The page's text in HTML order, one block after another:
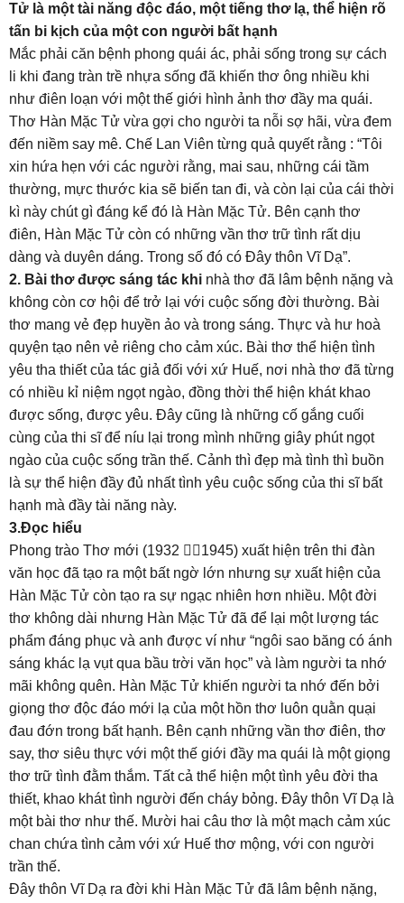
Tử là một tài năng độc đáo, một tiếng thơ lạ, thể hiện rõ
tấn bi kịch của một con người bất hạnh
Mắc phải căn bệnh phong quái ác, phải sống trong sự cách
li khi đang tràn trề nhựa sống đã khiến thơ ông nhiều khi
như điên loạn với một thế giới hình ảnh thơ đầy ma quái.
Thơ Hàn Mặc Tử vừa gợi cho người ta nỗi sợ hãi, vừa đem
đến niềm say mê. Chế Lan Viên từng quả quyết rằng : “Tôi
xin hứa hẹn với các người rằng, mai sau, những cái tầm
thường, mực thước kia sẽ biến tan đi, và còn lại của cái thời
kì này chút gì đáng kể đó là Hàn Mặc Tử. Bên cạnh thơ
điên, Hàn Mặc Tử còn có những vần thơ trữ tình rất dịu
dàng và duyên dáng. Trong số đó có Đây thôn Vĩ Dạ”.
2. Bài thơ được sáng tác khi nhà thơ đã lâm bệnh nặng và
không còn cơ hội để trở lại với cuộc sống đời thường. Bài
thơ mang vẻ đẹp huyền ảo và trong sáng. Thực và hư hoà
quyện tạo nên vẻ riêng cho cảm xúc. Bài thơ thể hiện tình
yêu tha thiết của tác giả đối với xứ Huế, nơi nhà thơ đã từng
có nhiều kỉ niệm ngọt ngào, đồng thời thể hiện khát khao
được sống, được yêu. Đây cũng là những cố gắng cuối
cùng của thi sĩ để níu lại trong mình những giây phút ngọt
ngào của cuộc sống trần thế. Cảnh thì đẹp mà tình thì buồn
là sự thể hiện đầy đủ nhất tình yêu cuộc sống của thi sĩ bất
hạnh mà đầy tài năng này.
3.Đọc hiểu
Phong trào Thơ mới (1932 1945) xuất hiện trên thi đàn
văn học đã tạo ra một bất ngờ lớn nhưng sự xuất hiện của
Hàn Mặc Tử còn tạo ra sự ngạc nhiên hơn nhiều. Một đời
thơ không dài nhưng Hàn Mặc Tử đã để lại một lượng tác
phẩm đáng phục và anh được ví như “ngôi sao băng có ánh
sáng khác lạ vụt qua bầu trời văn học” và làm người ta nhớ
mãi không quên. Hàn Mặc Tử khiến người ta nhớ đến bởi
giọng thơ độc đáo mới lạ của một hồn thơ luôn quằn quại
đau đớn trong bất hạnh. Bên cạnh những vần thơ điên, thơ
say, thơ siêu thực với một thế giới đầy ma quái là một giọng
thơ trữ tình đằm thắm. Tất cả thể hiện một tình yêu đời tha
thiết, khao khát tình người đến cháy bỏng. Đây thôn Vĩ Dạ là
một bài thơ như thế. Mười hai câu thơ là một mạch cảm xúc
chan chứa tình cảm với xứ Huế thơ mộng, với con người
trần thế.
Đây thôn Vĩ Dạ ra đời khi Hàn Mặc Tử đã lâm bệnh nặng,